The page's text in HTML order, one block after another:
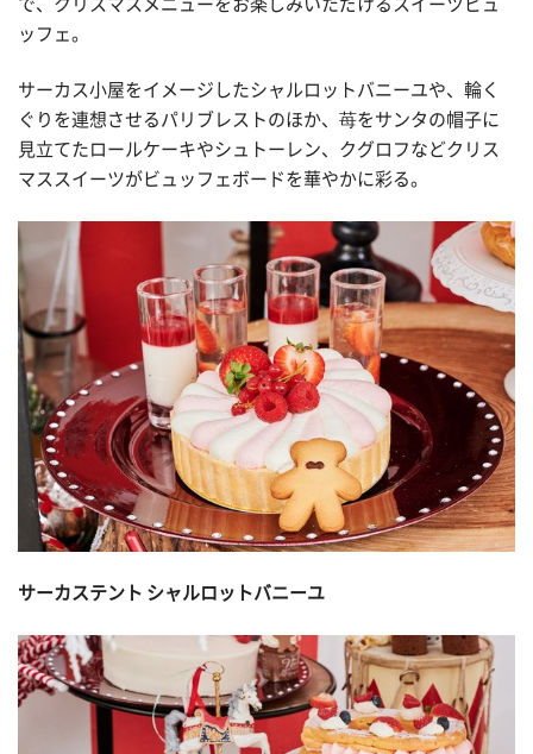
で、クリスマスメニューをお楽しみいただけるスイーツビュ
ッフェ。
サーカス小屋をイメージしたシャルロットバニーユや、輪く
ぐりを連想させるパリブレストのほか、苺をサンタの帽子に
見立てたロールケーキやシュトーレン、クグロフなどクリス
マススイーツがビュッフェボードを華やかに彩る。
サーカステント シャルロットバニーユ